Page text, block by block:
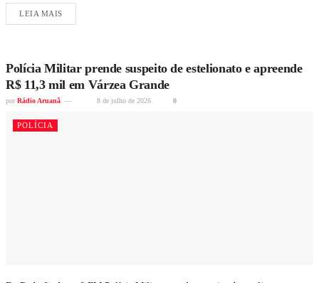
LEIA MAIS
Polícia Militar prende suspeito de estelionato e apreende
R$ 11,3 mil em Várzea Grande
por Rádio Aruanã 8 de julho de 2026 0
POLÍCIA